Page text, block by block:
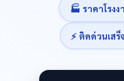
🏭 ราคาโรง
⚡ ติดด่วนเสร็